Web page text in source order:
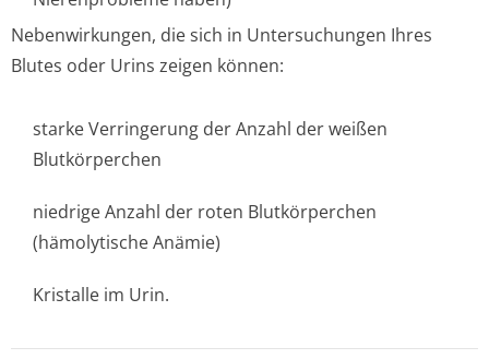
Nebenwirkungen, die sich in Untersuchungen Ihres
Blutes oder Urins zeigen können:
starke Verringerung der Anzahl der weißen
Blutkörperchen
niedrige Anzahl der roten Blutkörperchen
(hämolytische Anämie)
Kristalle im Urin.